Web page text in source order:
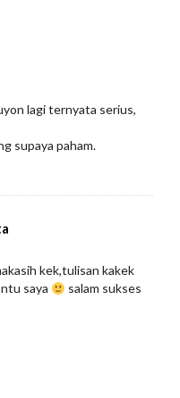
lagi ternyata serius,
supaya paham.
kek,tulisan kakek
saya
salam sukses